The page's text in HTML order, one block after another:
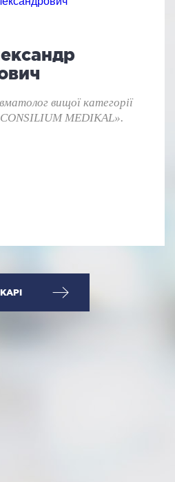
вищої категорії
MEDIKAL».